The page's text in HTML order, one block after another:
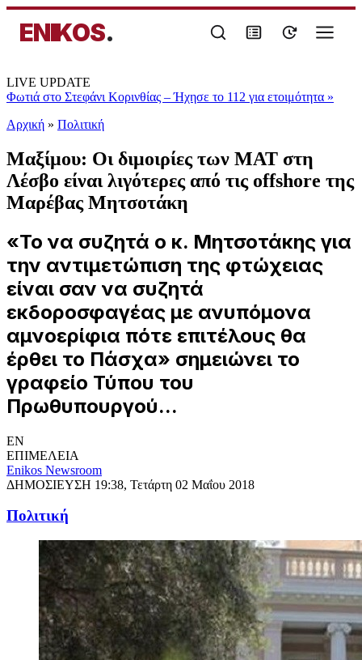
ENIKOS.
LIVE UPDATE
Φωτιά στο Στεφάνι Κορινθίας – Ήχησε το 112 για ετοιμότητα »
Αρχική » Πολιτική
Μαξίμου: Οι διμοιρίες των ΜΑΤ στη
Λέσβο είναι λιγότερες από τις offshore της
Μαρέβας Μητσοτάκη
«Το να συζητά ο κ. Μητσοτάκης για
την αντιμετώπιση της φτώχειας
είναι σαν να συζητά
εκδοροσφαγέας με ανυπόμονα
αμνοερίφια πότε επιτέλους θα
έρθει το Πάσχα» σημειώνει το
γραφείο Τύπου του
Πρωθυπουργού...
EN
ΕΠΙΜΕΛΕΙΑ
Enikos Newsroom
ΔΗΜΟΣΙΕΥΣΗ 19:38, Τετάρτη 02 Μαΐου 2018
Πολιτική